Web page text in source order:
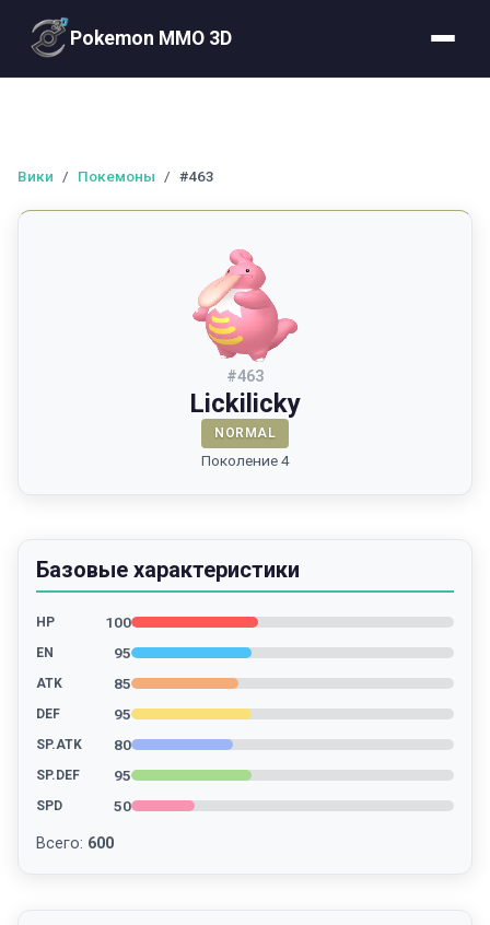
Pokemon MMO 3D
Вики / Покемоны / #463
#463
Lickilicky
NORMAL
Поколение 4
Базовые характеристики
HP 100
EN 95
ATK 85
DEF 95
SP.ATK 80
SP.DEF 95
SPD 50
Всего: 600